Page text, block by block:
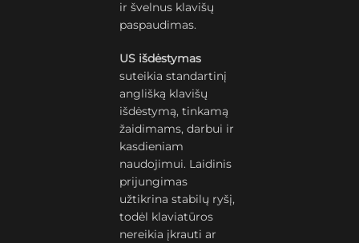
ir švelnus klavišų
paspaudimas.
US išdėstymas
suteikia standartinį
anglišką klavišų
išdėstymą, tinkamą
žaidimams, darbui ir
kasdieniam
naudojimui. Laidinis
prijungimas
užtikrina stabilų ryšį,
todėl klaviatūros
nereikia įkrauti ar